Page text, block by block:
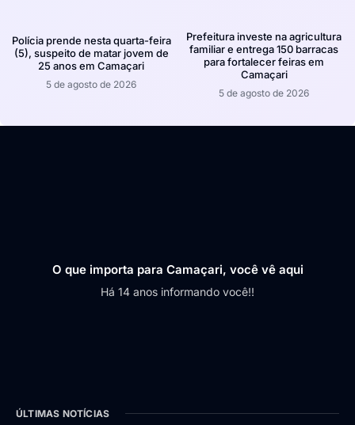
Polícia prende nesta quarta-feira
(5), suspeito de matar jovem de
25 anos em Camaçari
5 de agosto de 2026
Prefeitura investe na agricultura
familiar e entrega 150 barracas
para fortalecer feiras em
Camaçari
5 de agosto de 2026
O que importa para Camaçari, você vê aqui
Há 14 anos informando você!!
ÚLTIMAS NOTÍCIAS